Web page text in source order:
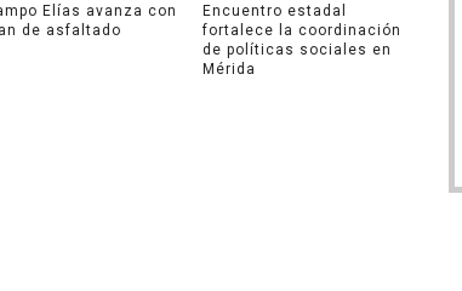
Elías avanza con
de asfaltado
Encuentro estadal
fortalece la coordinación
de políticas sociales en
Mérida